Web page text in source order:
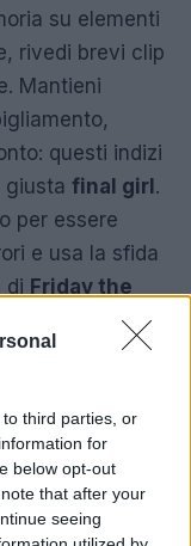
third parties, or
for
below opt-out
that after your
seeing
su elementi
rivedi brevi clip
Mantieni
questi indizi
giusta final girl .
per essere
e usa la sfida
di Friday the
il tuo
e perché?
curiosa di